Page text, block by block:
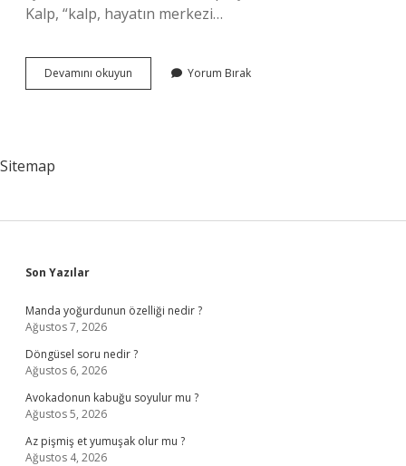
Kalp, “kalp, hayatın merkezi…
Devamını okuyun Bahtiyar
Kelimesinin
Yorum Bırak
Sitemap
Sidebar
Son Yazılar
Manda yoğurdunun özelliği nedir ?
Ağustos 7, 2026
Döngüsel soru nedir ?
Ağustos 6, 2026
Avokadonun kabuğu soyulur mu ?
Ağustos 5, 2026
Az pişmiş et yumuşak olur mu ?
Ağustos 4, 2026